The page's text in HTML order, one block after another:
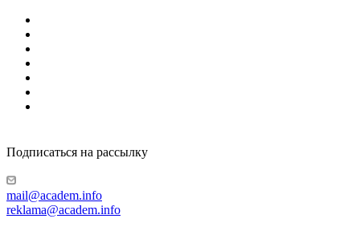
Подписаться на рассылку
mail@academ.info
reklama@academ.info